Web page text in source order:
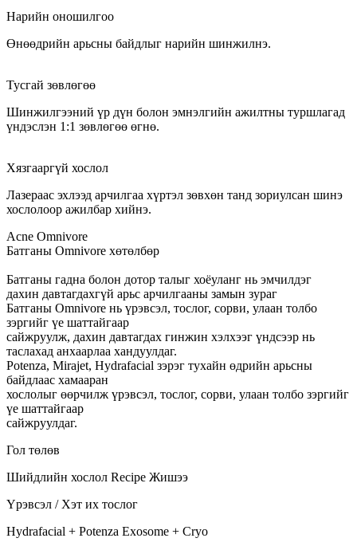
Нарийн оношилгоо
Өнөөдрийн арьсны байдлыг нарийн шинжилнэ.
Тусгай зөвлөгөө
Шинжилгээний үр дүн болон эмнэлгийн ажилтны туршлагад
үндэслэн 1:1 зөвлөгөө өгнө.
Хязгааргүй хослол
Лазераас эхлээд арчилгаа хүртэл зөвхөн танд зориулсан шинэ
хослолоор ажилбар хийнэ.
Acne Omnivore
Батганы Omnivore хөтөлбөр
Батганы гадна болон дотор талыг хоёуланг нь эмчилдэг
дахин давтагдахгүй арьс арчилгааны замын зураг
Батганы Omnivore нь үрэвсэл, тослог, сорви, улаан толбо
зэргийг үе шаттайгаар
сайжруулж, дахин давтагдах гинжин хэлхээг үндсээр нь
таслахад анхаарлаа хандуулдаг.
Potenza, Mirajet, Hydrafacial зэрэг тухайн өдрийн арьсны
байдлаас хамааран
хослолыг өөрчилж үрэвсэл, тослог, сорви, улаан толбо зэргийг
үе шаттайгаар
сайжруулдаг.
Гол төлөв
Шийдлийн хослол Recipe Жишээ
Үрэвсэл / Хэт их тослог
Hydrafacial + Potenza Exosome + Cryo